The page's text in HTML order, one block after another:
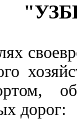
дорог: